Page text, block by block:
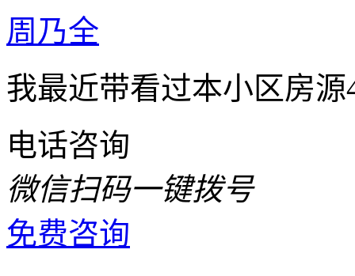
周乃全
我最近带看过本小区房
电话咨询
微信扫码一键拨号
免费咨询